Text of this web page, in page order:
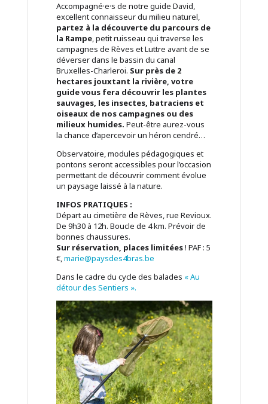
Accompagné·e·s de notre guide David,
excellent connaisseur du milieu naturel,
partez à la découverte du parcours de
la Rampe, petit ruisseau qui traverse les
campagnes de Rèves et Luttre avant de se
déverser dans le bassin du canal
Bruxelles-Charleroi. Sur près de 2
hectares jouxtant la rivière, votre
guide vous fera découvrir les plantes
sauvages, les insectes, batraciens et
oiseaux de nos campagnes ou des
milieux humides. Peut-être aurez-vous
la chance d’apercevoir un héron cendré…
Observatoire, modules pédagogiques et
pontons seront accessibles pour l’occasion
permettant de découvrir comment évolue
un paysage laissé à la nature.
INFOS PRATIQUES :
Départ au cimetière de Rèves, rue Revioux.
De 9h30 à 12h. Boucle de 4 km. Prévoir de
bonnes chaussures.
Sur réservation, places limitées! PAF : 5
€,marie@paysdes4bras.be
Dans le cadre du cycle des balades « Au
détour des Sentiers ».